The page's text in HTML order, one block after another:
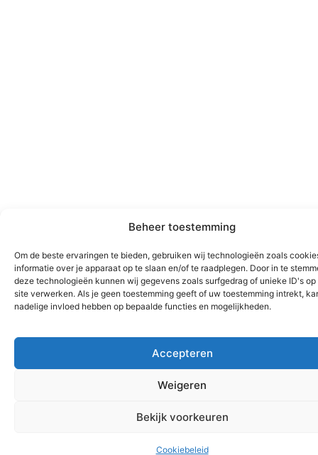
Beheer toestemming
Om de beste ervaringen te bieden, gebruiken wij technologieën zoals
informatie over je apparaat op te slaan en/of te raadplegen. Door in te
deze technologieën kunnen wij gegevens zoals surfgedrag of unieke ID's op
site verwerken. Als je geen toestemming geeft of uw toestemming intrekt,
nadelige invloed hebben op bepaalde functies en mogelijkheden.
Accepteren
Weigeren
Bekijk voorkeuren
Cookiebeleid